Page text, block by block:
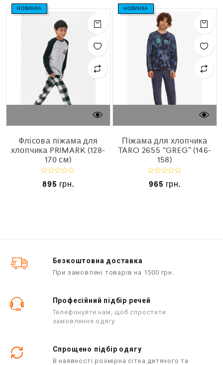
НОВИНКА
Флісова піжама для
хлопчика PRIMARK (128-
170 см)
ц
895 грн.
НОВИНКА
Піжама для хлопчика
TARO 2655 “GREG” (146-
158)
ц
965 грн.
Безкоштовна доставка
При замовлені товарів на 1500 грн.
Професійний підбір речей
Телефонуйте нам, щоб спростити
замовлення одягу
Спрощено підбір одягу
В наявності розмірна сітка дитячого та